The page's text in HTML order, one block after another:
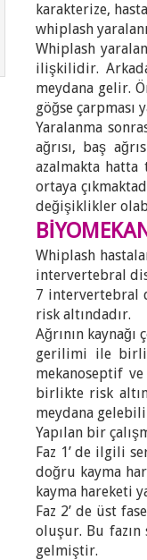
karakterize,
whiplash
Whiplash
ilişkilidir.
meydana gelir.
göğse çarpması
Yaralanma
ağrısı, baş
azalmakta hatta
ortaya
değişiklikler
Whiplash
intervertebral
7 intervertebral
risk altındadır.
Ağrının
gerilimi ile
mekanoseptif
birlikte risk
meydana
Yapılan bir
Faz 1’ de ilgili
doğru kayma
kayma hareketi
Faz 2’ de üst
oluşur. Bu
gelmiştir.